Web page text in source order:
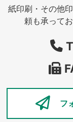
紙印刷・その他
頼も承って
フ